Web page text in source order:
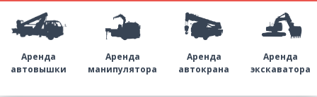
Аренда
автовышки
Аренда
манипулятора
Аренда
автокрана
Аренда
экскаватора